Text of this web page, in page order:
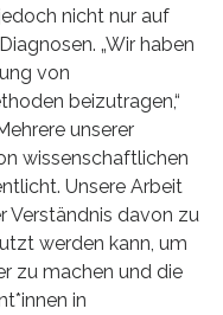
nicht nur auf
„Wir haben
von
beizutragen,“
unserer
wissenschaftlichen
Unsere Arbeit
Verständnis davon zu
werden kann, um
zu machen und die
in